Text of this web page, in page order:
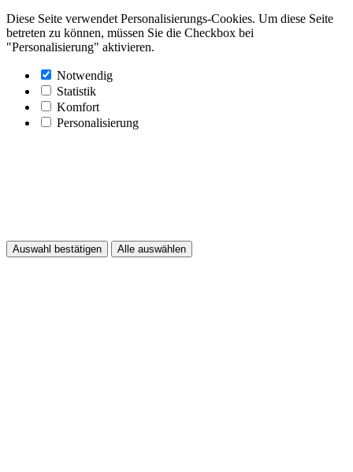
Diese Seite verwendet Personalisierungs-Cookies. Um diese Seite
betreten zu können, müssen Sie die Checkbox bei
"Personalisierung" aktivieren.
Notwendig
Statistik
Komfort
Personalisierung
Auswahl bestätigen Alle auswählen